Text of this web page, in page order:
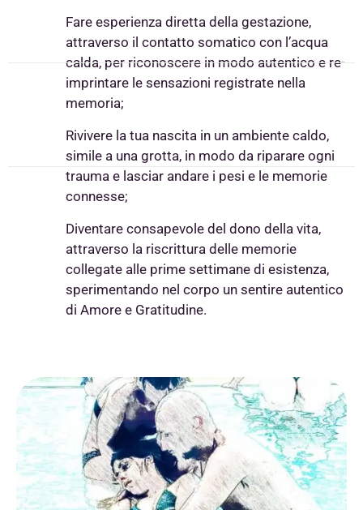
Fare esperienza diretta della gestazione,
attraverso il contatto somatico con l’acqua
calda, per riconoscere in modo autentico e re-
imprintare le sensazioni registrate nella
memoria;
Rivivere la tua nascita in un ambiente caldo,
simile a una grotta, in modo da riparare ogni
trauma e lasciar andare i pesi e le memorie
connesse;
Diventare consapevole del dono della vita,
attraverso la riscrittura delle memorie
collegate alle prime settimane di esistenza,
sperimentando nel corpo un sentire autentico
di Amore e Gratitudine.